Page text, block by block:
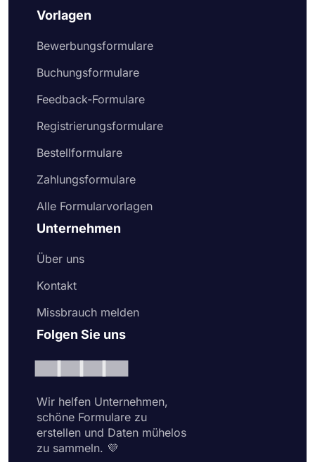
Vorlagen
Bewerbungsformulare
Buchungsformulare
Feedback-Formulare
Registrierungsformulare
Bestellformulare
Zahlungsformulare
Alle Formularvorlagen
Unternehmen
Über uns
Kontakt
Missbrauch melden
Folgen Sie uns
Wir helfen Unternehmen,
schöne Formulare zu
erstellen und Daten mühelos
zu sammeln. 💜